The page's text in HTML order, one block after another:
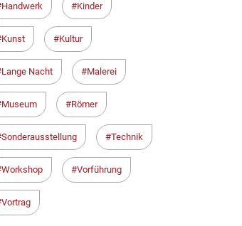
Handwerk Kinder
Kunst Kultur
Lange Nacht Malerei
Museum Römer
Sonderausstellung Technik
Workshop Vorführung
Vortrag